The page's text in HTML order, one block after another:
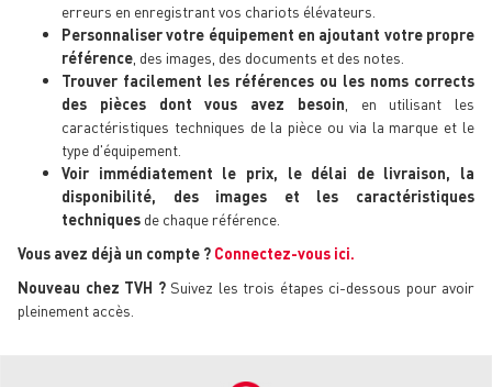
erreurs en enregistrant vos chariots élévateurs.
Personnaliser votre équipement en ajoutant votre propre
référence , des images, des documents et des notes.
Trouver facilement les références ou les noms corrects
des pièces dont vous avez besoin , en utilisant les
caractéristiques techniques de la pièce ou via la marque et le
type d'équipement.
Voir immédiatement le prix, le délai de livraison, la
disponibilité, des images et les caractéristiques
techniques de chaque référence.
Vous avez déjà un compte ? Connectez-vous ici.
Nouveau chez TVH ?Suivez les trois étapes ci-dessous pour avoir
pleinement accès.